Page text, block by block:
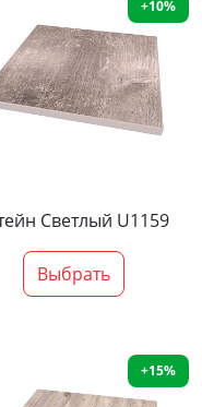
+10%
Светлый U1159
Выбрать
+15%